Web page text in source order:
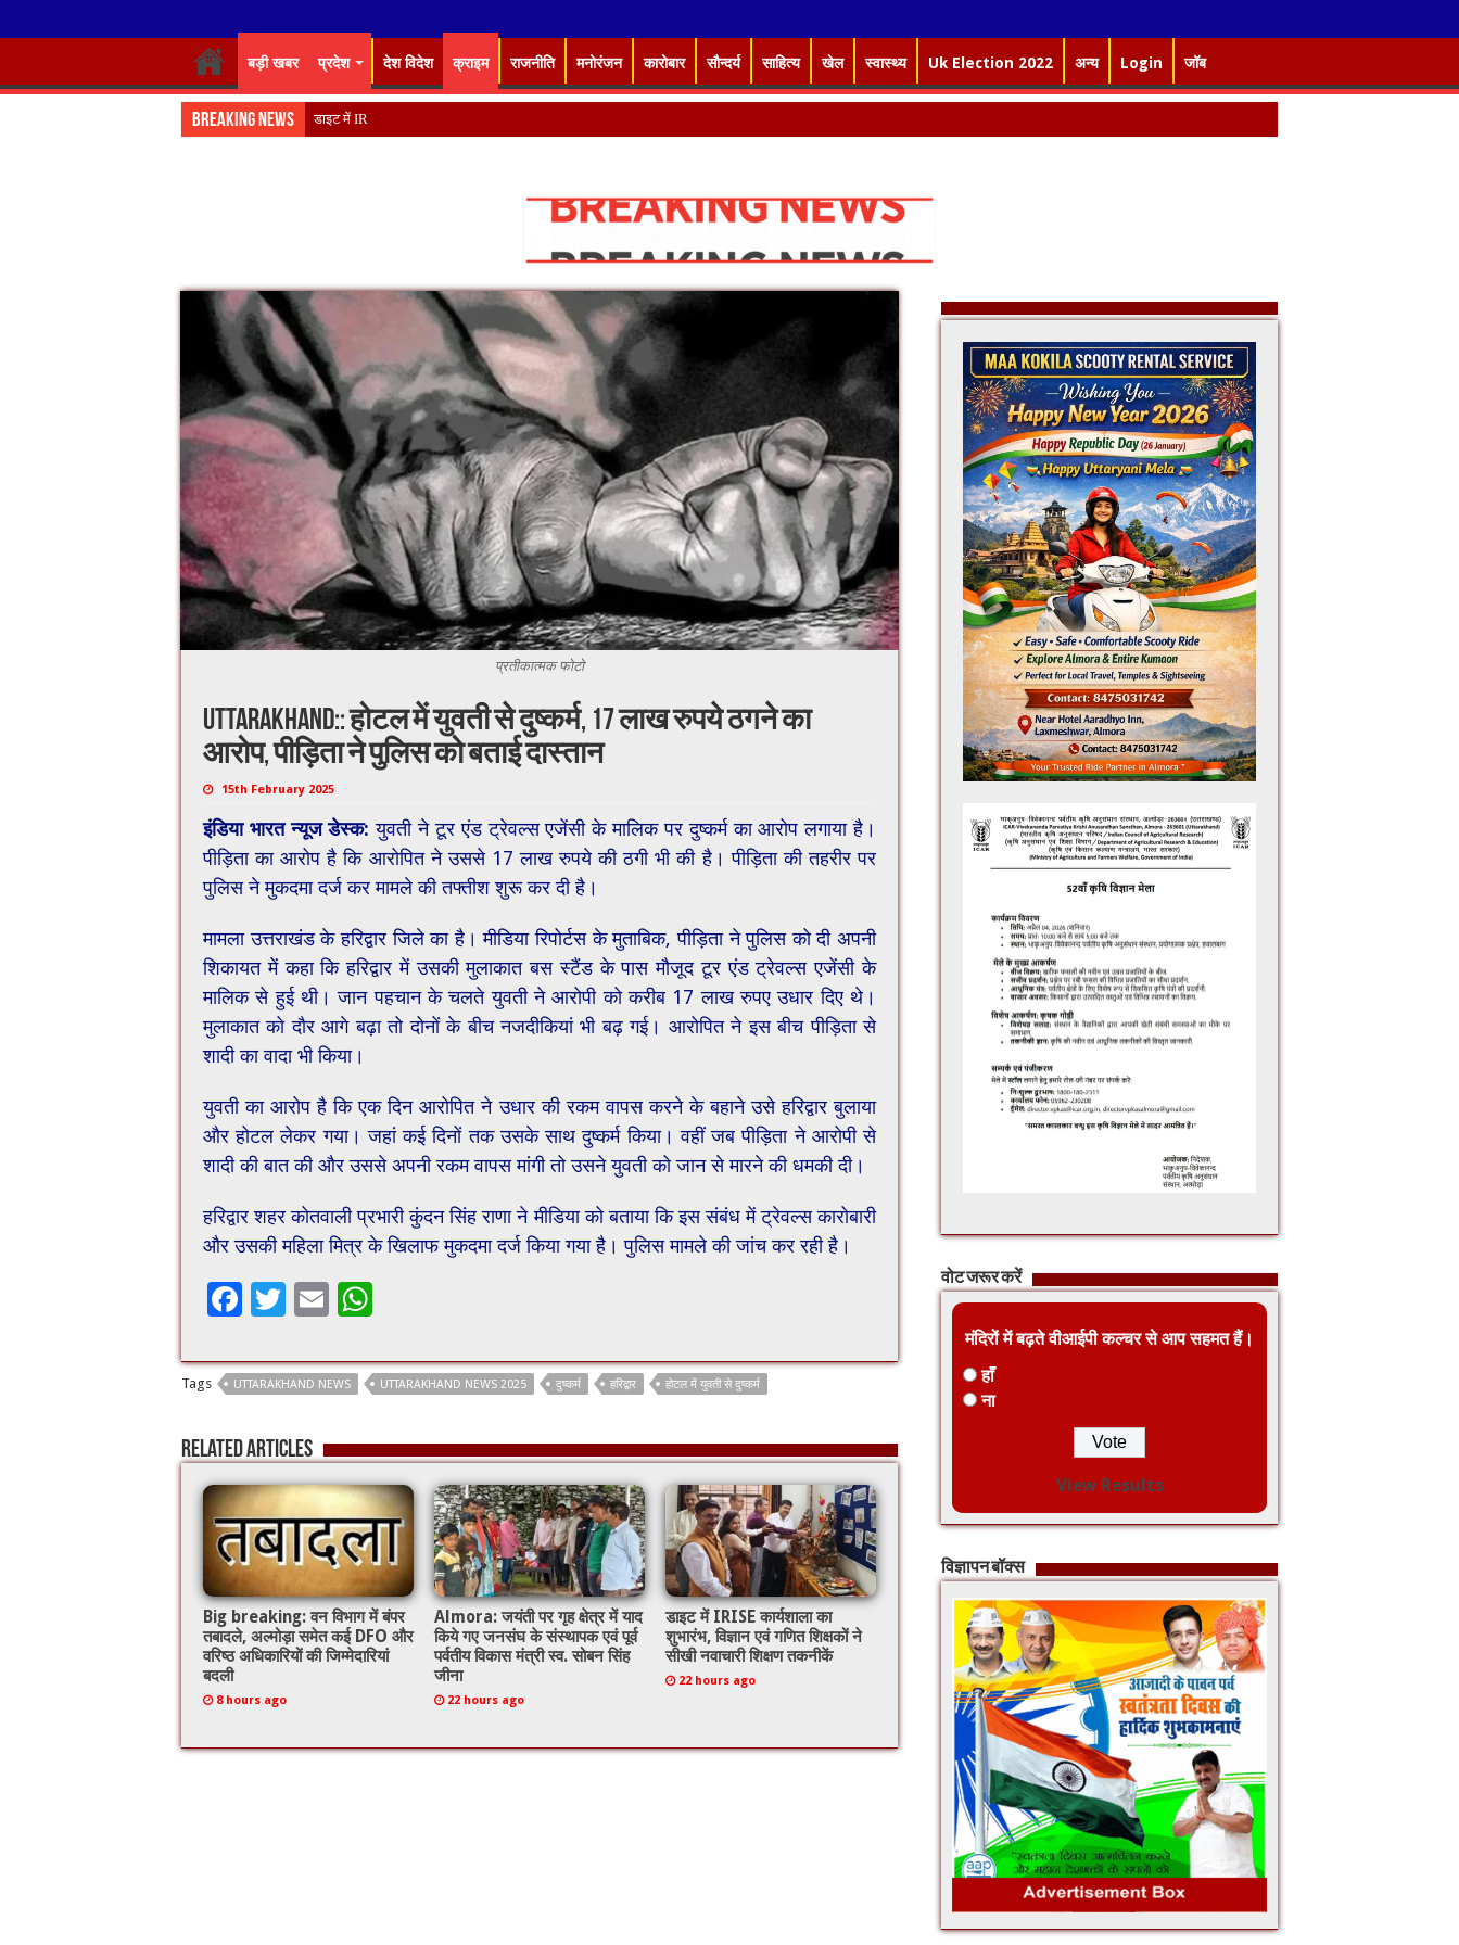
बड़ी खबर प्रदेश देश विदेश क्राइम राजनीति मनोरंजन कारोबार सौन्दर्य साहित्य खेल स्वास्थ्य Uk Election 2022 अन्य Login जॉब
Breaking News डाइट में IRISE कार्यशाला का शुभारंभ
प्रतीकात्मक फोटो
Uttarakhand:: होटल में युवती से दुष्कर्म, 17 लाख रुपये ठगने का
आरोप, पीड़िता ने पुलिस को बताई दास्तान
15th February 2025
इंडिया भारत न्यूज डेस्क: युवती ने टूर एंड ट्रेवल्स एजेंसी के मालिक पर दुष्कर्म का आरोप लगाया है।
पीड़िता का आरोप है कि आरोपित ने उससे 17 लाख रुपये की ठगी भी की है। पीड़िता की तहरीर पर
पुलिस ने मुकदमा दर्ज कर मामले की तफ्तीश शुरू कर दी है।
मामला उत्तराखंड के हरिद्वार जिले का है। मीडिया रिपोर्टस के मुता​बिक, पीड़िता ने पुलिस को दी अपनी
शिकायत में कहा​ कि हरिद्वार में उसकी मुलाकात बस स्टैंड के पास मौजूद टूर एंड ट्रेवल्स एजेंसी के
मालिक से हुई थी। जान पहचान के चलते युवती ने आरोपी को करीब 17 लाख रुपए उधार दिए थे।
मुलाकात को दौर आगे बढ़ा तो दोनों के बीच नजदीकियां भी बढ़ गई। आरोपित ने इस बीच पीड़िता से
शादी का वादा भी किया।
युवती का आरोप है कि एक दिन आरोपित ने उधार की रकम वापस करने के बहाने उसे हरिद्वार बुलाया
और होटल लेकर गया। जहां कई दिनों तक उसके साथ दुष्कर्म किया। वहीं जब पीड़िता ने आरोपी से
शादी की बात की और उससे अपनी रकम वापस मांगी तो उसने युवती को जान से मारने की धमकी दी।
हरिद्वार शहर कोतवाली प्रभारी कुंदन सिंह राणा ने मीडिया को बताया कि इस संबंध में ट्रेवल्स कारोबारी
और उसकी महिला मित्र के खिलाफ मुकदमा दर्ज किया गया है। पुलिस मामले की जांच कर रही है।
F
e
b
o
o
k
T
tt
er
E
ai
l
at
sA
p
p
Tags UTTARAKHAND NEWS UTTARAKHAND NEWS 2025 दुष्कर्म हरिद्वार होटल में युवती से दुष्कर्म
Related Articles
Big breaking: वन विभाग में बंपर
तबादले, अल्मोड़ा समेत कई DFO और
वरिष्ठ अधिकारियों की जिम्मेदारियां
बदली
8 hours ago
Almora: जयंती पर गृह क्षेत्र में याद
किये गए जनसंघ के संस्थापक एवं पूर्व
पर्वतीय विकास मंत्री स्व. सोबन सिंह
जीना
22 hours ago
डाइट में IRISE कार्यशाला का
शुभारंभ, विज्ञान एवं गणित शिक्षकों ने
सीखी नवाचारी शिक्षण तकनीकें
22 hours ago
वोट जरूर करें
मंदिरों में बढ़ते वीआईपी कल्चर से आप सहमत हैं।
हाँ
ना
View Results
विज्ञापन बॉक्स